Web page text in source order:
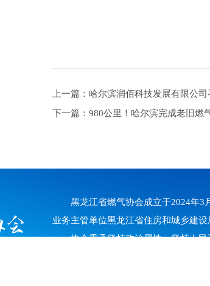
上一篇：哈尔滨润佰科技发展有限公
下一篇：980公里！哈尔滨完成老旧燃
黑龙江省燃气协会成立于2024年3
业务主管单位黑龙江省住房和城乡建
协会秉承坚持政治属性、坚持人